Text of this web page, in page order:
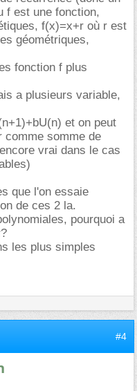
f est une fonction,
f(x)=x+r où r est
géométriques,
fonction f plus
a plusieurs variable,
et on peut
comme somme de
vrai dans le cas
que l'on essaie
de ces 2 la.
pourquoi a
les plus simples
#4